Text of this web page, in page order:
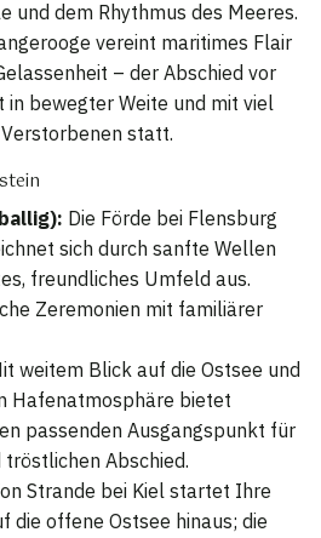
und dem Rhythmus des Meeres.
vereint maritimes Flair
– der Abschied vor
in bewegter Weite und mit viel
statt.
Die Förde bei Flensburg
sich durch sanfte Wellen
freundliches Umfeld aus.
Zeremonien mit familiärer
weitem Blick auf die Ostsee und
Hafenatmosphäre bietet
passenden Ausgangspunkt für
tröstlichen Abschied.
Strande bei Kiel startet Ihre
die offene Ostsee hinaus; die